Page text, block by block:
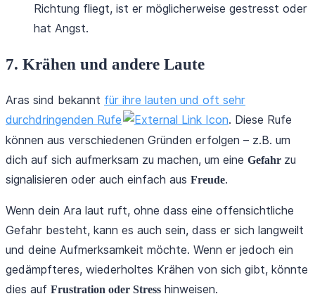
Richtung fliegt, ist er möglicherweise gestresst oder
hat Angst.
7. Krähen und andere Laute
Aras sind bekannt für ihre lauten und oft sehr
durchdringenden Rufe
. Diese Rufe
können aus verschiedenen Gründen erfolgen – z.B. um
dich auf sich aufmerksam zu machen, um eine Gefahr zu
signalisieren oder auch einfach aus Freude.
Wenn dein Ara laut ruft, ohne dass eine offensichtliche
Gefahr besteht, kann es auch sein, dass er sich langweilt
und deine Aufmerksamkeit möchte. Wenn er jedoch ein
gedämpfteres, wiederholtes Krähen von sich gibt, könnte
dies auf Frustration oder Stress hinweisen.